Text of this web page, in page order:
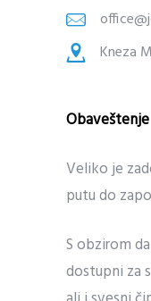
Kneza
Obaveštenje
Veliko je
putu do
S obzirom
dostupni za